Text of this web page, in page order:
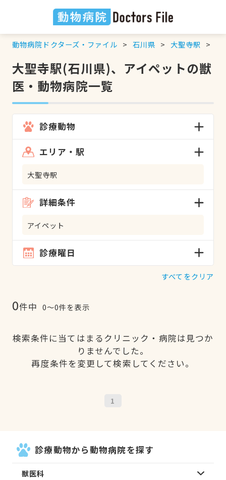
動物病院ドクターズ・ファイル 石川県 大聖寺駅
大聖寺駅(石川県)、アイペットの獣
医・動物病院一覧
診療動物
エリア・駅
大聖寺駅
詳細条件
アイペット
診療曜日
すべてをクリア
0件中 0〜0件を表示
検索条件に当てはまるクリニック・病院は見つか
りませんでした。
再度条件を変更して検索してください。
1
診療動物から動物病院を探す
獣医科